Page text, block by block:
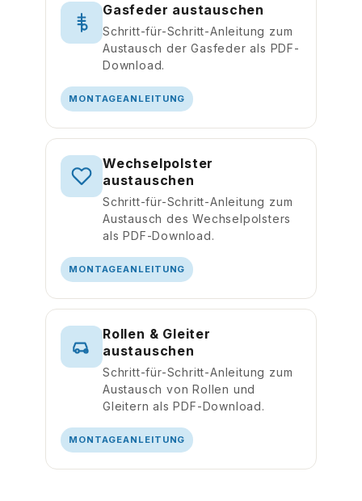
Gasfeder austauschen
Schritt-für-Schritt-Anleitung zum
Austausch der Gasfeder als PDF-
Download.
MONTAGEANLEITUNG
Wechselpolster
austauschen
Schritt-für-Schritt-Anleitung zum
Austausch des Wechselpolsters
als PDF-Download.
MONTAGEANLEITUNG
Rollen & Gleiter
austauschen
Schritt-für-Schritt-Anleitung zum
Austausch von Rollen und
Gleitern als PDF-Download.
MONTAGEANLEITUNG